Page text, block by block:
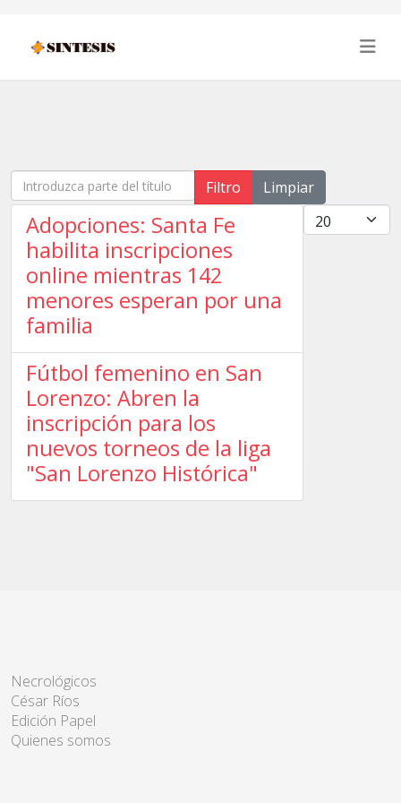
Introduzca parte del título Filtro
Limpiar
Cantidad
Adopciones: Santa Fe
habilita inscripciones
online mientras 142
menores esperan por una
familia
Fútbol femenino en San
Lorenzo: Abren la
inscripción para los
nuevos torneos de la liga
"San Lorenzo Histórica"
Necrológicos
César Ríos
Edición Papel
Quienes somos